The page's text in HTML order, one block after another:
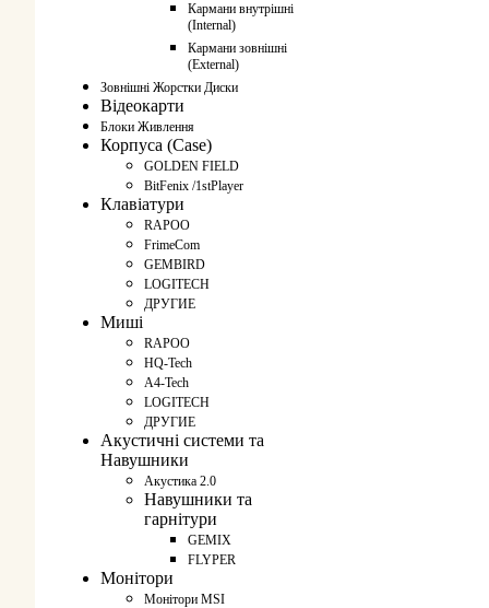
Кармани внутрішні
(Internal)
Кармани зовнішні
(External)
Зовнішні Жорстки Диски
Відеокарти
Блоки Живлення
Корпуса (Case)
GOLDEN FIELD
BitFenix /1stPlayer
Клавіатури
RAPOO
FrimeCom
GEMBIRD
LOGITECH
ДРУГИЕ
Миші
RAPOO
HQ-Tech
A4-Tech
LOGITECH
ДРУГИЕ
Акустичні системи та
Навушники
Акустика 2.0
Навушники та
гарнітури
GEMIX
FLYPER
Монітори
Монітори MSI